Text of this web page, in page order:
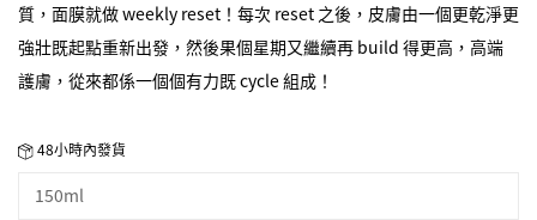
質，面膜就做 weekly reset！每次 reset 之後，皮膚由一個更乾淨更
強壯既起點重新出發，然後果個星期又繼續再 build 得更高，高端
護膚，從來都係一個個有力既 cycle 組成！
48小時內發貨
150ml